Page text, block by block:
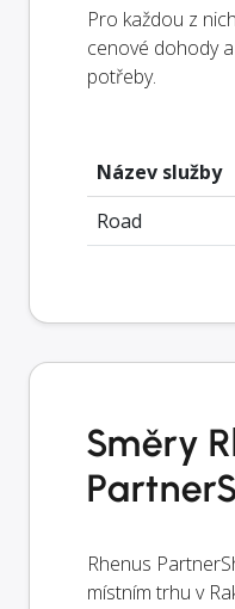
Pro každou z
cenové dohody
potřeby.
Název služby
Road
Směry
Rhenus
místním trhu v